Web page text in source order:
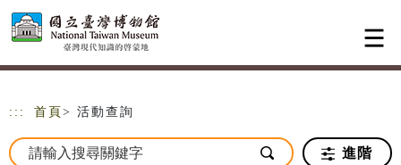
跳到主要內容
網站導覽
::: 首頁 > 活動查詢
進階